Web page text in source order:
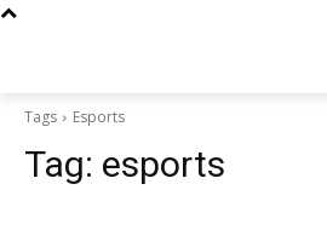
Tags Esports
Tag: esports